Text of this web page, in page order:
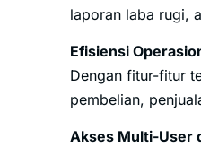
laporan laba rugi,
Efisiensi
Dengan fitur-fitur
pembelian,
Akses Multi-User